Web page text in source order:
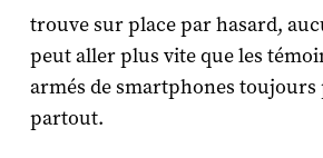
trouve sur place par hasard,
peut aller plus vite que les
armés de smartphones toujours
partout.